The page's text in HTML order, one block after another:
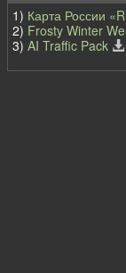
1) Карта России
2) Frosty Winter
3) AI Traffic Pack